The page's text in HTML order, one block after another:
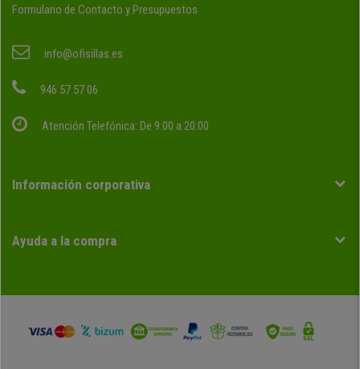
Formulario de Contacto y Presupuestos
info@ofisillas.es
946 57 57 06
Atención Telefónica: De 9:00 a 20:00
Información corporativa
Ayuda a la compra